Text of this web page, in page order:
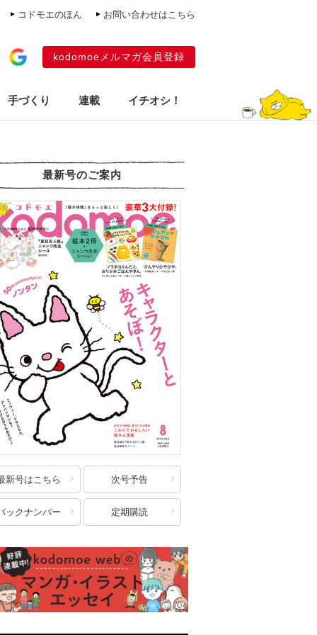
コドモエのほん お問い合わせはこちら
kodomoeメルマガ会員登録
手づくり 連載 イチオシ！
最新号のご案内
新号はこちら 次号予告
ックナンバー 定期購読